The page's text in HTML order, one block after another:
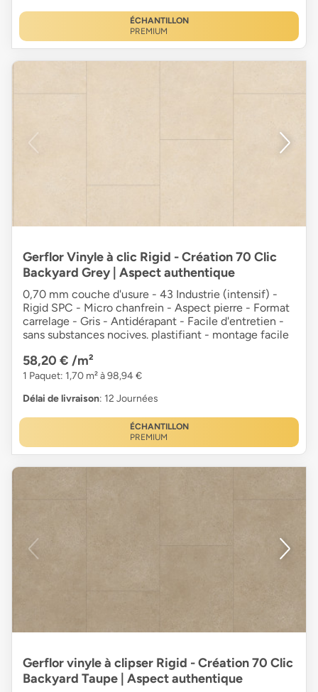
ÉCHANTILLON
PREMIUM
Gerflor Vinyle à clic Rigid - Création 70 Clic
Backyard Grey | Aspect authentique
0,70 mm couche d'usure - 43 Industrie (intensif) -
Rigid SPC - Micro chanfrein - Aspect pierre - Format
carrelage - Gris - Antidérapant - Facile d'entretien -
sans substances nocives. plastifiant - montage facile
58,20 € /m²
1 Paquet: 1,70 m² à 98,94 €
Délai de livraison: 12 Journées
ÉCHANTILLON
PREMIUM
Gerflor vinyle à clipser Rigid - Création 70 Clic
Backyard Taupe | Aspect authentique